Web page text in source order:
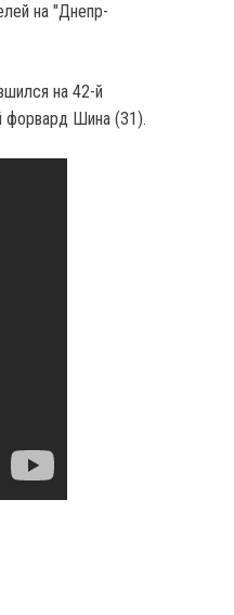
на "Днепр-
на 42-й
форвард Шина (31).